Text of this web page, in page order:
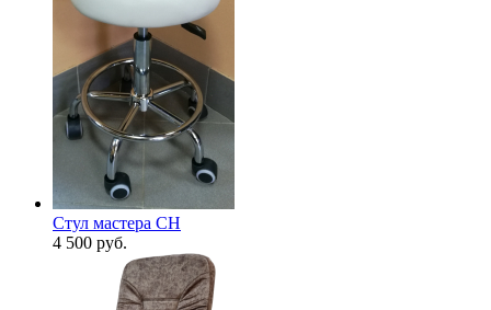
Стул мастера CH
4 500 руб.